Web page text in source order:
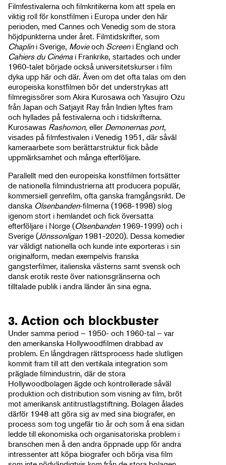
Filmfestivalerna och filmkritikerna kom att spela en
viktig roll för konstfilmen i Europa under den här
perioden, med Cannes och Venedig som de stora
höjdpunkterna under året. Filmtidskrifter, som
Chaplini Sverige, Movieoch Screeni England och
Cahiers du Cinémai Frankrike, startades och under
1960-talet började också universitetskurser i film
dyka upp här och där. Även om det ofta talas om den
europeiska konstfilmen bör det understrykas att
filmregissörer som Akira Kurosawa och Yasujiro Ozu
från Japan och Satjayit Ray från Indien lyftes fram
och hyllades på festivalerna och i tidskrifterna.
Kurosawas Rashomon, eller Demonernas port,
visades på filmfestivalen i Venedig 1951, där såväl
kameraarbete som berättarstruktur fick både
uppmärksamhet och många efterföljare.
Parallellt med den europeiska konstfilmen fortsätter
de nationella filmindustrierna att producera populär,
kommersiell genrefilm, ofta ganska framgångsrikt. De
danska Olsenbanden-filmerna (1968-1998) slog
igenom stort i hemlandet och fick översatta
efterföljare i Norge (Olsenbanden1969-1999) och i
Sverige (Jönssonligan1981-2020). Dessa komedier
var väldigt nationella och kunde inte exporteras i sin
originalform, medan exempelvis franska
gangsterfilmer, italienska västerns samt svensk och
dansk erotik reste över nationsgränserna och
tilltalade publik i andra länder än sina egna.
3. Action och blockbuster
Under samma period – 1950- och 1960-tal – var
den amerikanska Hollywoodfilmen drabbad av
problem. En långdragen rättsprocess hade slutligen
kommit fram till att den vertikala integration som
präglade filmindustrin, där de stora
Hollywoodbolagen ägde och kontrollerade såväl
produktion och distribution som visning av film, bröt
mot amerikansk antitrustlagstiftning. Bolagen ålades
därför 1948 att göra sig av med sina biografer, en
process som tog ungefär tio år och som å ena sidan
ledde till ekonomiska och organisatoriska problem i
branschen men å den andra öppnade upp för andra
intressenter att köpa biografer och börja visa film